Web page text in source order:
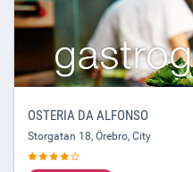
OSTERIA DA ALFONSO
Storgatan 18, Örebro, City